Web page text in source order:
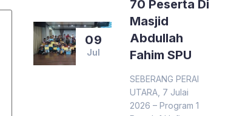
09
Jul
70 Peserta Di
Masjid
Abdullah
Fahim SPU
SEBERANG PERAI
UTARA, 7 Julai
2026 – Program 1